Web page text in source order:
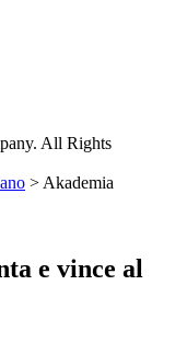
All Rights
> Akademia
e vince al